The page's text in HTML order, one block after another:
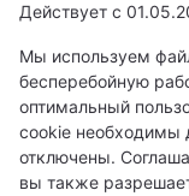
Действует с
Мы используем
бесперебойную
оптимальный
cookie необходимы
отключены.
вы также